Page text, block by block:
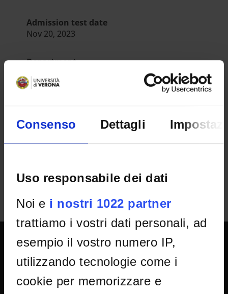
Consenso Dettagli
Uso responsabile dei dati
Noi e i nostri 1022 partner
trattiamo i vostri dati personali, ad
esempio il vostro numero IP,
utilizzando tecnologie come i
cookie per memorizzare e
Admission test date
Nov 20, 2023
Department
Neuroscienze, Biomedicina e Movimento
RESULT/RANKING LISTS
selezione
UNIVERSITY SERVICES